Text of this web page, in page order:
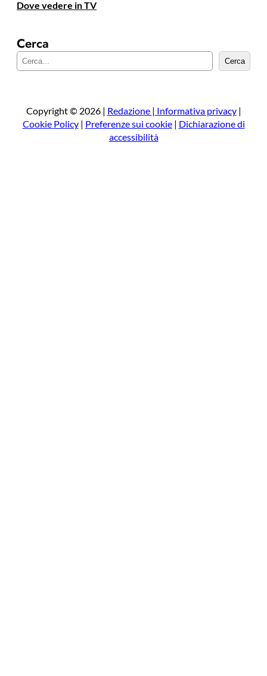
Dove vedere in TV
Cerca
e
a
Cerca
Copyright © 2026 | Redazione | Informativa privacy|
Cookie Policy| Preferenze sui cookie| Dichiarazione di
accessibilità